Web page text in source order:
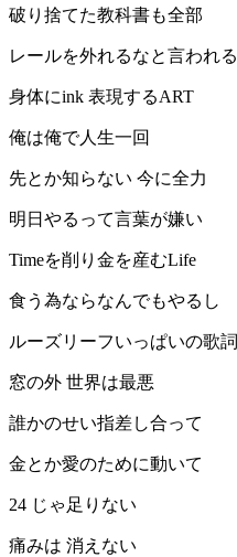
破り捨てた教科書も全部
レールを外れるなと言われる
身体にink 表現するART
俺は俺で人生一回
先とか知らない 今に全力
明日やるって言葉が嫌い
Timeを削り金を産むLife
食う為ならなんでもやるし
ルーズリーフいっぱいの歌詞
窓の外 世界は最悪
誰かのせい指差し合って
金とか愛のために動いて
24 じゃ足りない
痛みは 消えない